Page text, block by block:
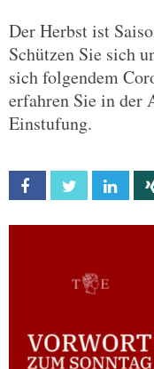
Der Herbst ist
Schützen Sie sich
sich folgendem
erfahren Sie in der
Einstufung.
Facebook Twitter